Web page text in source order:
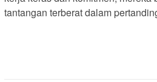
tantangan terberat dalam